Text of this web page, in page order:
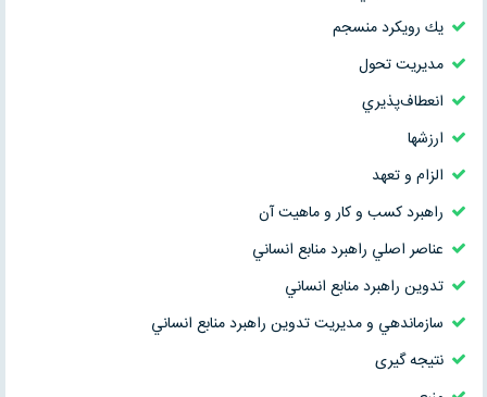
يك رويكرد منسجم
مديريت تحول
انعطاف‌پذيري
ارزشها
الزام و تعهد
راهبرد كسب و كار و ماهيت آن
عناصر اصلي راهبرد منابع انساني
تدوين راهبرد منابع انساني
سازماندهي و مديريت تدوين راهبرد منابع انساني
نتیجه گیری